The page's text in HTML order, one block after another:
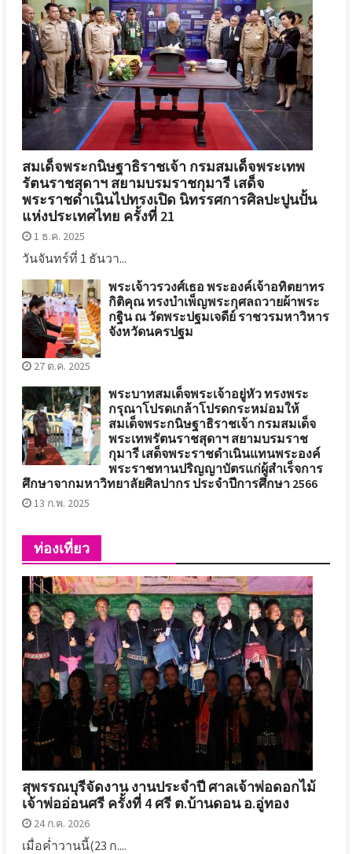
สมเด็จพระกนิษฐาธิราชเจ้า กรมสมเด็จพระเทพ
รัตนราชสุดาฯ สยามบรมราชกุมารี เสด็จ
พระราชดำเนินไปทรงเปิด นิทรรศการศิลปะปูนปั้น
แห่งประเทศไทย ครั้งที่ 21
1 ธ.ค. 2025
วันจันทร์ที่ 1 ธันวา...
พระเจ้าวรวงศ์เธอ พระองค์เจ้าอทิตยาทร
กิติคุณ ทรงบำเพ็ญพระกุศลถวายผ้าพระ
กฐิน ณ วัดพระปฐมเจดีย์ ราชวรมหาวิหาร
จังหวัดนครปฐม
27 ต.ค. 2025
พระบาทสมเด็จพระเจ้าอยู่หัว ทรงพระ
กรุณาโปรดเกล้าโปรดกระหม่อมให้
สมเด็จพระกนิษฐาธิราชเจ้า กรมสมเด็จ
พระเทพรัตนราชสุดาฯ สยามบรมราช
กุมารี เสด็จพระราชดำเนินแทนพระองค์
พระราชทานปริญญาบัตรแก่ผู้สำเร็จการ
ศึกษาจากมหาวิทยาลัยศิลปากร ประจำปีการศึกษา 2566
13 ก.พ. 2025
ท่องเที่ยว
สุพรรณบุรีจัดงาน งานประจำปี ศาลเจ้าพ่อดอกไม้
เจ้าพ่ออ่อนศรี ครั้งที่ 4 ศรี ต.บ้านดอน อ.อู่ทอง
24 ก.ค. 2026
เมื่อค่ำวานนี้(23 ก....